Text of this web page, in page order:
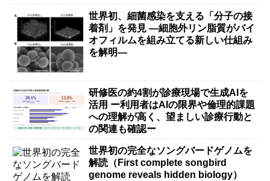
世界初、細菌感染を支える「分子の接
着剤」を発見 ―細胞外リン脂質がバイ
オフィルムを組み立てる新しい仕組み
を解明―
研修医の約4割が診療現場で生成AIを
活用 ー利用者はAIの限界や倫理的課題
への理解が高く、望ましい診療行動と
の関連も確認ー
世界初の完全なソングバードゲノムを
解読（First complete songbird
genome reveals hidden biology）